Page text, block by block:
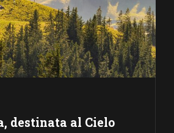
destinata al Cielo